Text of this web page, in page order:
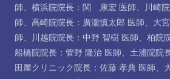
師、 横浜院院長：関 康宏 医師、
川崎
師、 高崎院院長：廣瀧慎太郎 医師、 大
師、 川越院院長：中野 智樹 医師、 柏院
船橋院院長：管野 隆治 医師、 土浦院院
田屋クリニック院長：佐藤 孝典 医師、